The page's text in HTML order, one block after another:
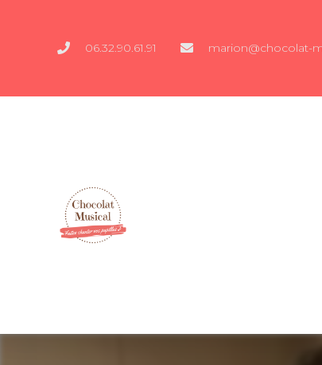
06.32.90.61.91 marion@chocolat-